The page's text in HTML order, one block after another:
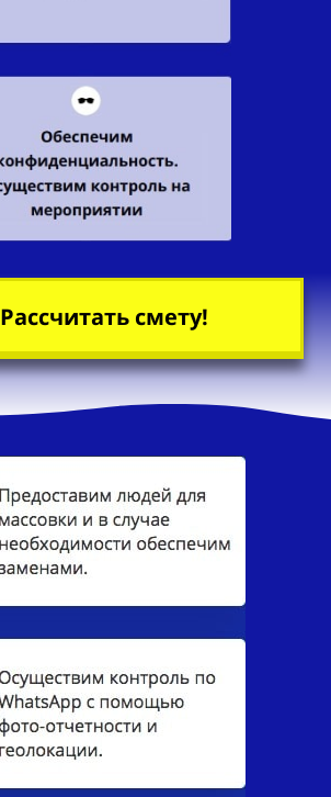
Рассчитать смету!